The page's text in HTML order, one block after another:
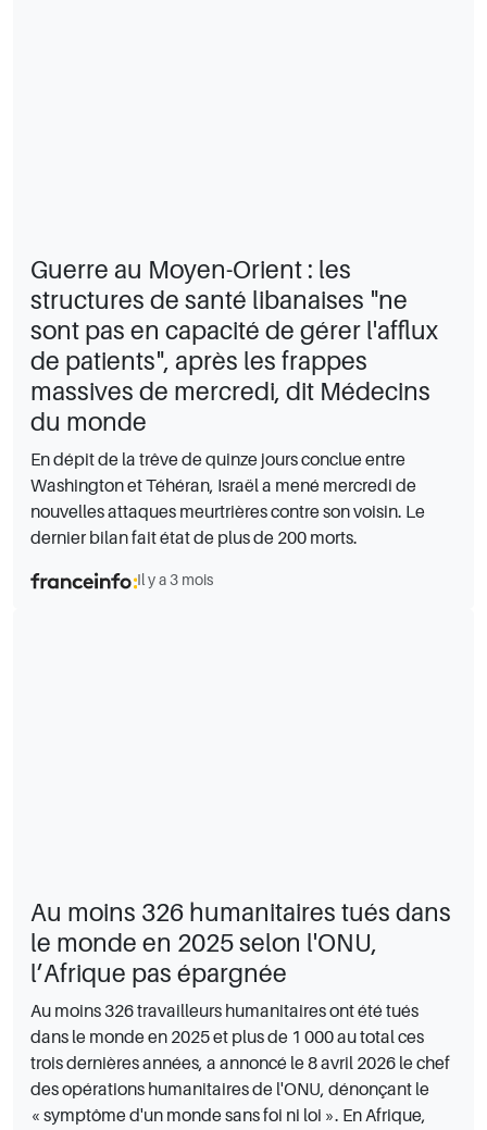
Guerre au Moyen-Orient : les
structures de santé libanaises "ne
sont pas en capacité de gérer l'afflux
de patients", après les frappes
massives de mercredi, dit Médecins
du monde
En dépit de la trêve de quinze jours conclue entre
Washington et Téhéran, Israël a mené mercredi de
nouvelles attaques meurtrières contre son voisin. Le
dernier bilan fait état de plus de 200 morts.
Il y a 3 mois
Au moins 326 humanitaires tués dans
le monde en 2025 selon l'ONU,
l’Afrique pas épargnée
Au moins 326 travailleurs humanitaires ont été tués
dans le monde en 2025 et plus de 1 000 au total ces
trois dernières années, a annoncé le 8 avril 2026 le chef
des opérations humanitaires de l'ONU, dénonçant le
« symptôme d'un monde sans foi ni loi ». En Afrique,